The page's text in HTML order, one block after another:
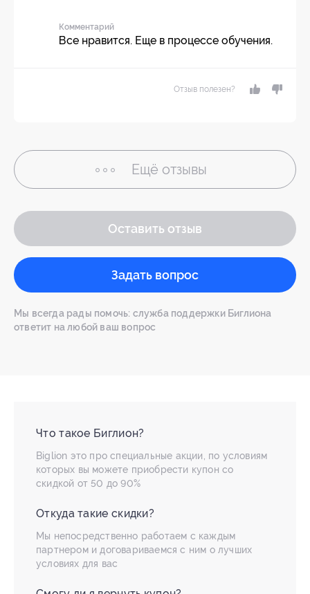
Комментарий
Все нравится. Еще в процессе обучения.
Отзыв полезен?
Ещё отзывы
Оставить отзыв
Задать вопрос
Мы всегда рады помочь: служба поддержки Биглиона
ответит на любой ваш вопрос
Что такое Биглион?
Biglion это про специальные акции, по условиям
которых вы можете приобрести купон со
скидкой от 50 до 90%
Откуда такие скидки?
Мы непосредственно работаем с каждым
партнером и договариваемся с ним о лучших
условиях для вас